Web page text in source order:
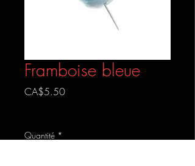
Framboise bleue
CA$5.50Prix
Quantité *